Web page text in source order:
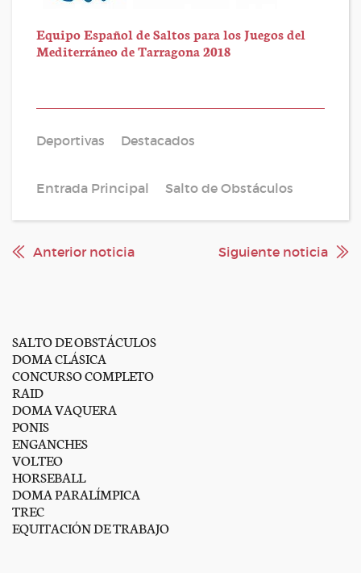
Equipo Español de Saltos para los Juegos del
Mediterráneo de Tarragona 2018
Deportivas Destacados
Entrada Principal Salto de Obstáculos
Anterior noticia Siguiente noticia
SALTO DE OBSTÁCULOS
DOMA CLÁSICA
CONCURSO COMPLETO
RAID
DOMA VAQUERA
PONIS
ENGANCHES
VOLTEO
HORSEBALL
DOMA PARALÍMPICA
TREC
EQUITACIÓN DE TRABAJO